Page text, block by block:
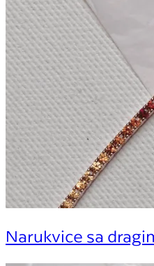
Narukvice sa